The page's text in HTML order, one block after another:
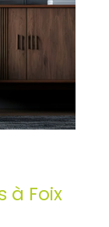
à Foix